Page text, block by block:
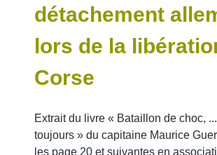
détachement
lors de la
Corse
Extrait du livre « Bataillon de choc,
toujours » du capitaine Maurice
les page 20 et suivantes en